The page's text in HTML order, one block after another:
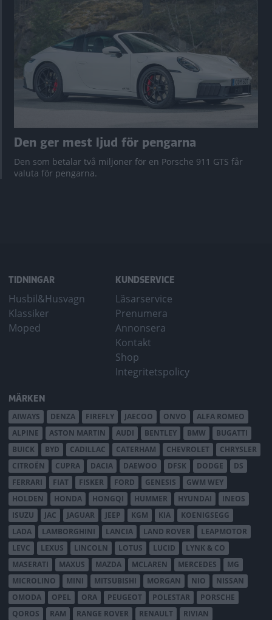
Den ger mest ljud för pengarna
Den som betalar två miljoner för en Porsche 911 GTS får
valuta för pengarna.
TIDNINGAR
Husbil&Husvagn
Klassiker
Moped
KUNDSERVICE
Läsarservice
Prenumera
Annonsera
Kontakt
Shop
Integritetspolicy
MÄRKEN
AIWAYS DENZA FIREFLY JAECOO ONVO
ALFA ROMEO
ALPINE
ASTON MARTIN AUDI BENTLEY BMW
BUGATTI
BUICK
BYD CADILLAC CATERHAM CHEVROLET
CHRYSLER
CITROËN
CUPRA DACIA DAEWOO DFSK DODGE
DS
FERRARI
FIAT FISKER FORD GENESIS
GWM WEY
HOLDEN
HONDA HONGQI HUMMER HYUNDAI
INEOS
ISUZU
JAC JAGUAR JEEP KGM KIA
KOENIGSEGG
LADA
LAMBORGHINI LANCIA LAND ROVER
LEAPMOTOR
LEVC
LEXUS LINCOLN LOTUS LUCID
LYNK & CO
MASERATI
MAXUS MAZDA MCLAREN MERCEDES
MG
MICROLINO
MINI MITSUBISHI MORGAN NIO
NISSAN
OMODA
OPEL ORA PEUGEOT POLESTAR
PORSCHE
QOROS
RAM RANGE ROVER RENAULT RIVIAN